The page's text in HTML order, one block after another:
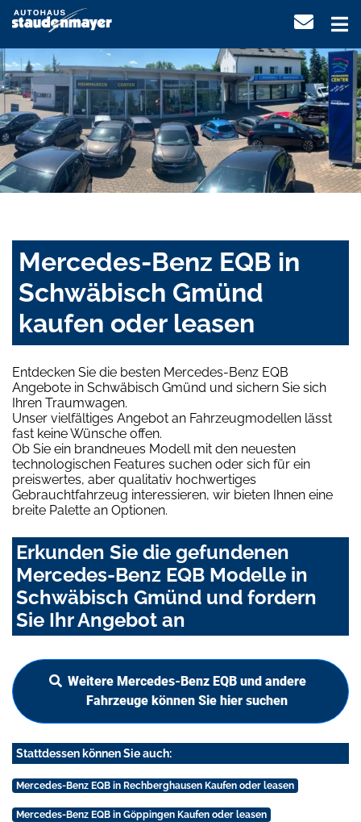
Mercedes-Benz EQB in
Schwäbisch Gmünd
kaufen oder leasen
Entdecken Sie die besten Mercedes-Benz EQB
Angebote in Schwäbisch Gmünd und sichern Sie sich
Ihren Traumwagen.
Unser vielfältiges Angebot an Fahrzeugmodellen lässt
fast keine Wünsche offen.
Ob Sie ein brandneues Modell mit den neuesten
technologischen Features suchen oder sich für ein
preiswertes, aber qualitativ hochwertiges
Gebrauchtfahrzeug interessieren, wir bieten Ihnen eine
breite Palette an Optionen.
Erkunden Sie die gefundenen
Mercedes-Benz EQB Modelle in
Schwäbisch Gmünd und fordern
Sie Ihr Angebot an
Weitere Mercedes-Benz EQB und andere
Fahrzeuge können Sie hier suchen
Stattdessen können Sie auch:
Mercedes-Benz EQB in Rechberghausen Kaufen oder leasen
Mercedes-Benz EQB in Göppingen Kaufen oder leasen